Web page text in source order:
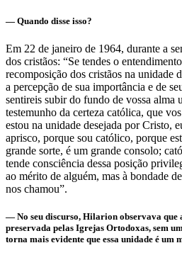
— Quando disse isso?
Em 22 de janeiro de 1964, durante a
dos cristãos: “Se tendes o
recomposição dos cristãos na unidade
a percepção de sua importância e de
sentireis subir do fundo de vossa alma
testemunho da certeza católica, que
estou na unidade desejada por Cristo,
aprisco, porque sou católico, porque
grande sorte, é um grande consolo;
tende consciência dessa posição
ao mérito de alguém, mas à bondade
nos chamou”.
— No seu discurso, Hilarion observava que
preservada pelas Igrejas Ortodoxas, sem
torna mais evidente que essa unidade é um